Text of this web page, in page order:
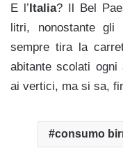
E l’Italia? Il Bel
litri, nonostante
sempre tira la
abitante scolati ogni
ai vertici, ma si sa,
consumo